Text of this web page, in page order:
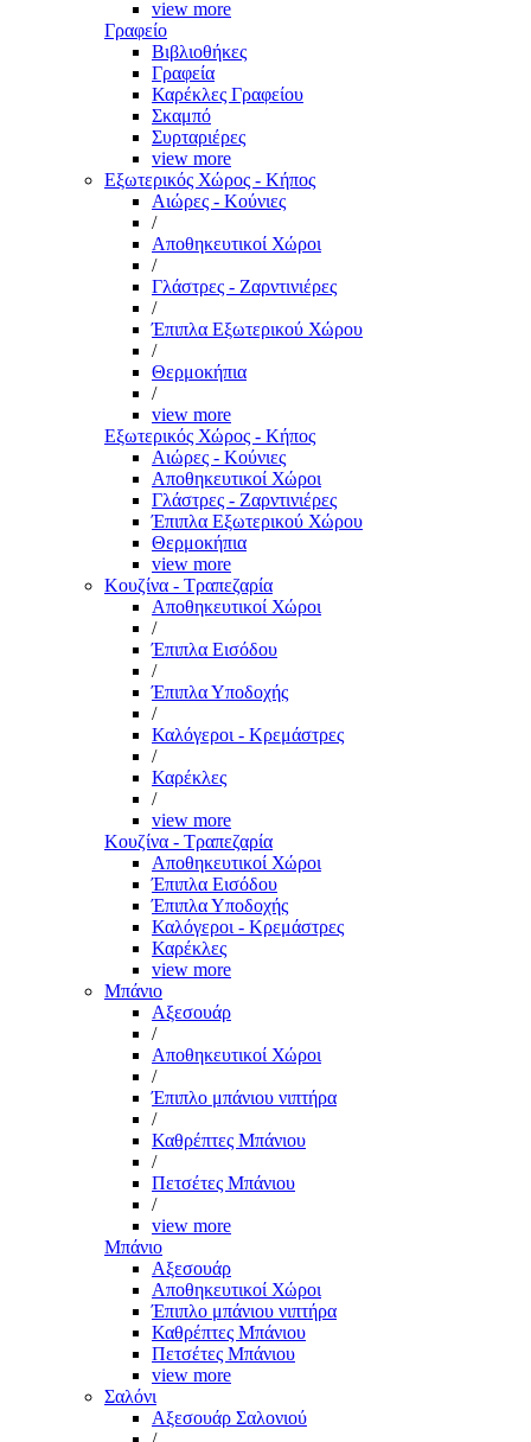
view more
Γραφείο
Βιβλιοθήκες
Γραφεία
Καρέκλες Γραφείου
Σκαμπό
Συρταριέρες
view more
Εξωτερικός Χώρος - Κήπος
Αιώρες - Κούνιες
/
Αποθηκευτικοί Χώροι
/
Γλάστρες - Ζαρντινιέρες
/
Έπιπλα Εξωτερικού Χώρου
/
Θερμοκήπια
/
view more
Εξωτερικός Χώρος - Κήπος
Αιώρες - Κούνιες
Αποθηκευτικοί Χώροι
Γλάστρες - Ζαρντινιέρες
Έπιπλα Εξωτερικού Χώρου
Θερμοκήπια
view more
Κουζίνα - Τραπεζαρία
Αποθηκευτικοί Χώροι
/
Έπιπλα Εισόδου
/
Έπιπλα Υποδοχής
/
Καλόγεροι - Κρεμάστρες
/
Καρέκλες
/
view more
Κουζίνα - Τραπεζαρία
Αποθηκευτικοί Χώροι
Έπιπλα Εισόδου
Έπιπλα Υποδοχής
Καλόγεροι - Κρεμάστρες
Καρέκλες
view more
Μπάνιο
Αξεσουάρ
/
Αποθηκευτικοί Χώροι
/
Έπιπλο μπάνιου νιπτήρα
/
Καθρέπτες Μπάνιου
/
Πετσέτες Μπάνιου
/
view more
Μπάνιο
Αξεσουάρ
Αποθηκευτικοί Χώροι
Έπιπλο μπάνιου νιπτήρα
Καθρέπτες Μπάνιου
Πετσέτες Μπάνιου
view more
Σαλόνι
Αξεσουάρ Σαλονιού